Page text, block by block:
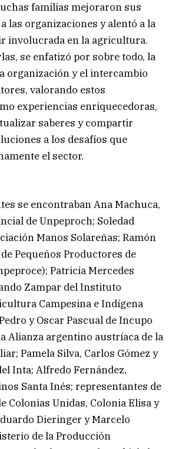
familias mejoraron sus
las organizaciones y alentó a la
involucrada en la agricultura.
se enfatizó por sobre todo, la
organización y el intercambio
valorando estos
experiencias enriquecedoras,
saberes y compartir
a los desafíos que
el sector.
se encontraban Ana Machuca,
de Unpeproch; Soledad
Manos Solareñas; Ramón
Pequeños Productores de
Patricia Mercedes
Zampar del Instituto
Campesina e Indígena
y Oscar Pascual de Incupo
Alianza argentino austríaca de la
Pamela Silva, Carlos Gómez y
Inta; Alfredo Fernández,
Santa Inés; representantes de
Colonias Unidas, Colonia Elisa y
Dieringer y Marcelo
de la Producción